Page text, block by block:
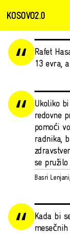
KOSOVO2.0
Rafet
13 evra,
Ukoliko
redovne
pomoći
radnika,
se pružilo
Basri
Kada bi